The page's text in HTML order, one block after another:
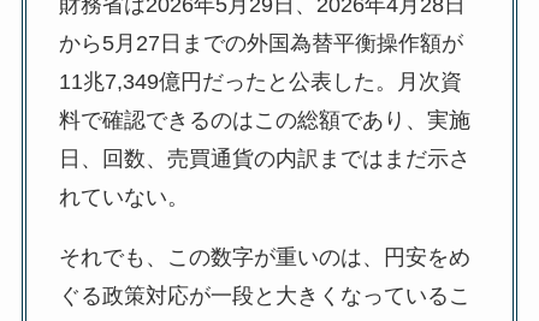
財務省は2026年5月29日、2026年4月28日
から5月27日までの外国為替平衡操作額が
11兆7,349億円だったと公表した。月次資
料で確認できるのはこの総額であり、実施
日、回数、売買通貨の内訳まではまだ示さ
れていない。
それでも、この数字が重いのは、円安をめ
ぐる政策対応が一段と大きくなっているこ